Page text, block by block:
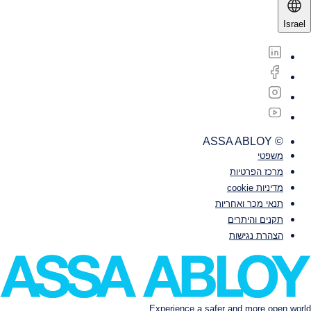
Israel
© ASSA ABLOY
משפטי‎‎
מרכז הפרטיות
מדיניות cookie
תנאי מכר ואחריות
תקנים והיתרים
הצהרת נגישות
Experience a safer and more open world